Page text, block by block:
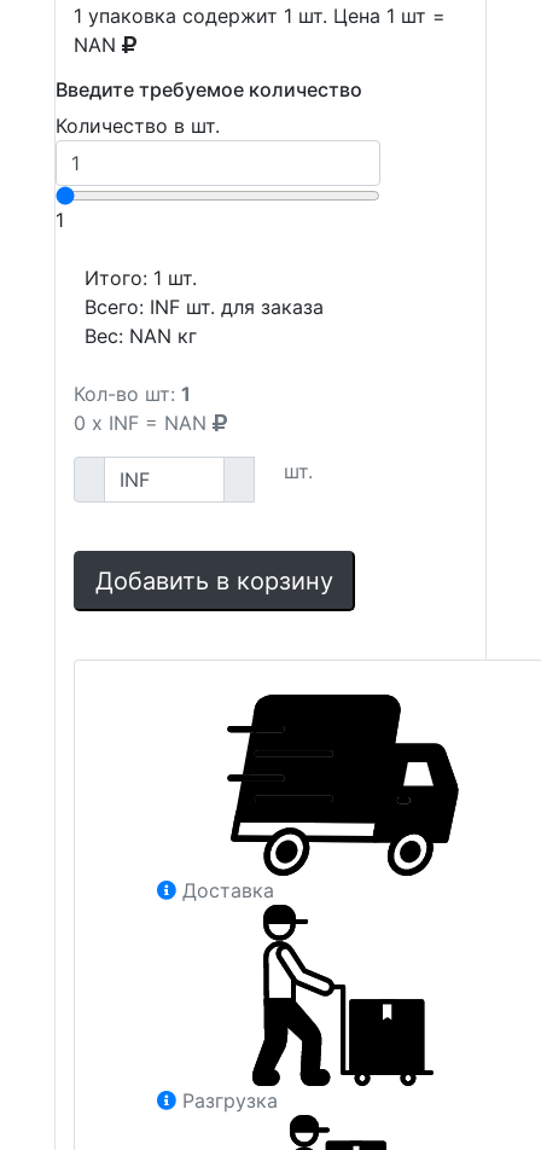
1 упаковка содержит 1 шт. Цена 1 шт =
NAN
Введите требуемое количество
Количество в шт.
1
Итого: 1 шт.
Всего: INF шт. для заказа
Вес: NAN кг
Кол-во шт: 1
0 x INF = NAN
шт.
Добавить в корзину
Доставка
Разгрузка